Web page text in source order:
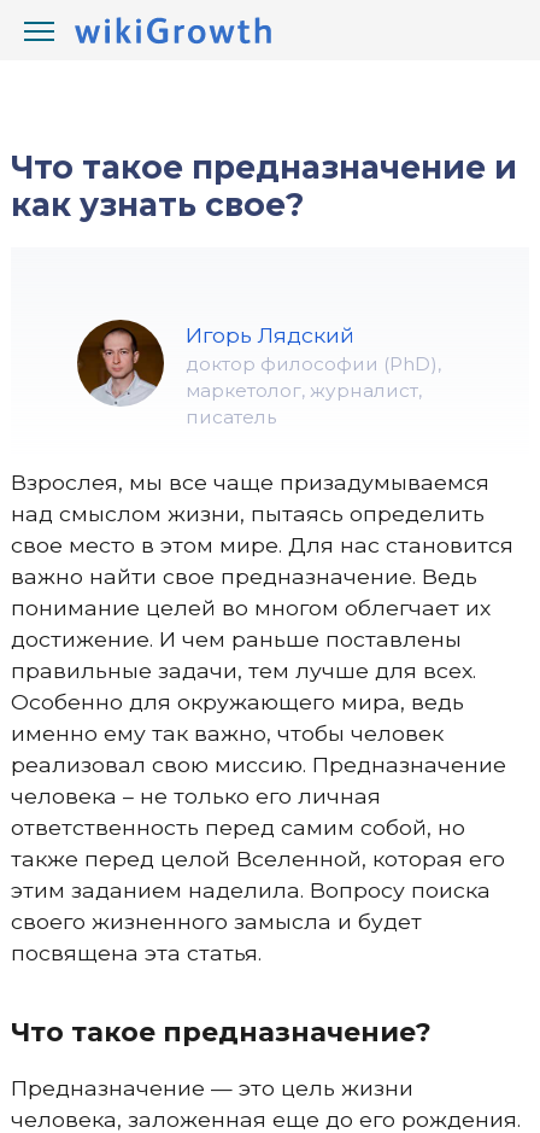
wikiGrowth.com / Жизнь / призвание
Что такое предназначение и
как узнать свое?
Игорь Лядский
доктор философии (PhD),
маркетолог, журналист,
писатель
Взрослея, мы все чаще призадумываемся
над смыслом жизни, пытаясь определить
свое место в этом мире. Для нас становится
важно найти свое предназначение. Ведь
понимание целей во многом облегчает их
достижение. И чем раньше поставлены
правильные задачи, тем лучше для всех.
Особенно для окружающего мира, ведь
именно ему так важно, чтобы человек
реализовал свою миссию. Предназначение
человека – не только его личная
ответственность перед самим собой, но
также перед целой Вселенной, которая его
этим заданием наделила. Вопросу поиска
своего жизненного замысла и будет
посвящена эта статья.
Что такое предназначение?
Предназначение — это цель жизни
человека, заложенная еще до его рождения.